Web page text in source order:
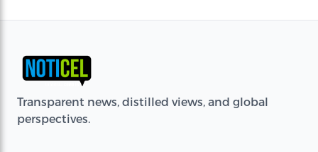
Transparent news, distilled views, and global
perspectives.